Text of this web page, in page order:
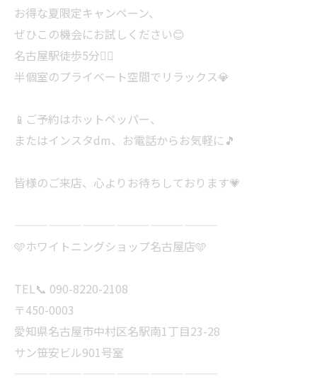
お得な夏限定キャンペーン、
ぜひこの機会にお試しください😊
名古屋駅徒歩5分🚶‍♀️
半個室のプライベート空間でリラックス💎
📱ご予約はホットペッパー、
またはインスタdm、お電話からお気軽に🎵
皆様のご来店、心よりお待ちしております💗
🩵ホワイトニングショップ名古屋店🩵
TEL📞 090-8220-2108
〒450-0003
愛知県名古屋市中村区名駅南1丁目23-28
サン笹安ビル901号室